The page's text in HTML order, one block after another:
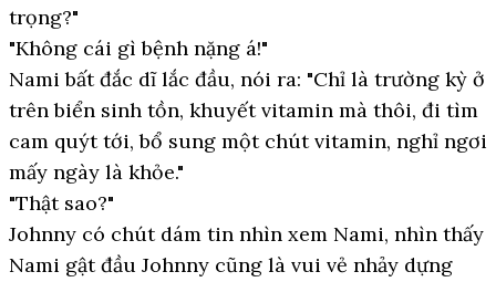
trọng?"
"Không cái gì bệnh nặng á!"
Nami bất đắc dĩ lắc đầu, nói ra: "Chỉ là trường kỳ ở
trên biển sinh tồn, khuyết vitamin mà thôi, đi tìm
cam quýt tới, bổ sung một chút vitamin, nghỉ ngơi
mấy ngày là khỏe."
"Thật sao?"
Johnny có chút dám tin nhìn xem Nami, nhìn thấy
Nami gật đầu Johnny cũng là vui vẻ nhảy dựng